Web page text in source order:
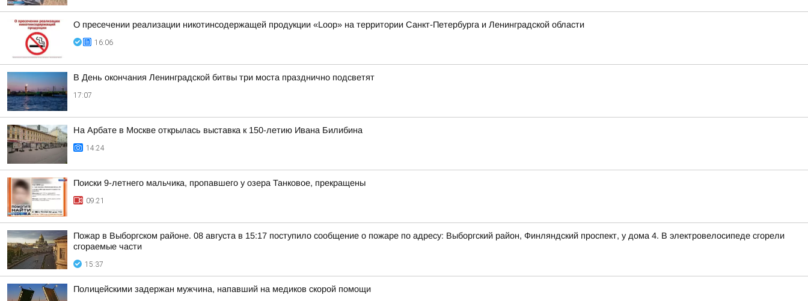
О пресечении реализации никотинсодержащей продукции «Loop» на территории Санкт-Петербурга и Ленинградской области
16:06
В День окончания Ленинградской битвы три моста празднично подсветят
17:07
На Арбате в Москве открылась выставка к 150-летию Ивана Билибина
14:24
Поиски 9-летнего мальчика, пропавшего у озера Танковое, прекращены
09:21
Пожар в Выборгском районе. 08 августа в 15:17 поступило сообщение о пожаре по адресу: Выборгский район, Финляндский проспект, у дома 4. В электровелосипеде сгорели
сгораемые части
15:37
Полицейскими задержан мужчина, напавший на медиков скорой помощи